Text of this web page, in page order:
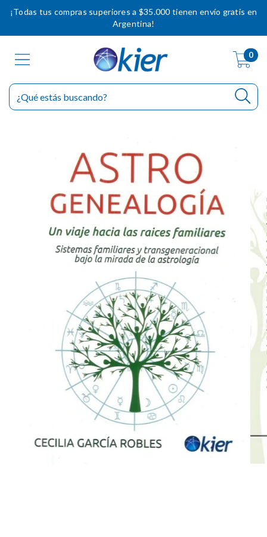
¡Todas tus compras superiores a $35.000 tienen envío gratis en
Argentina!
0